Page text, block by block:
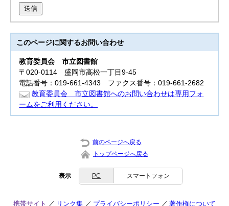
送信
このページに関するお問い合わせ
教育委員会市立図書館
〒020-0114 盛岡市高松一丁目9-45
電話番号：019-661-4343 ファクス番号：019-661-2682
教育委員会 市立図書館へのお問い合わせは専用フォ
ームをご利用ください。
前のページへ戻る
トップページへ戻る
表示 PC スマートフォン
携帯サイト リンク集 プライバシーポリシー 著作権について